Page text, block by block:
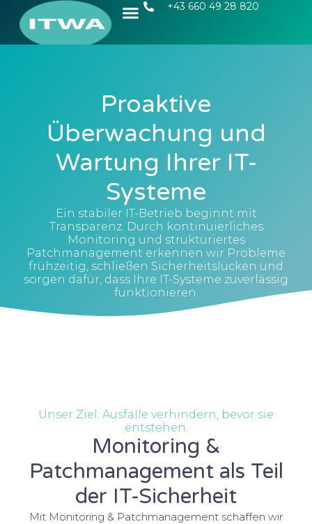
+43 660 49 28 820
Proaktive
Überwachung und
Wartung Ihrer IT-
Systeme
Ein stabiler IT-Betrieb beginnt mit
Transparenz. Durch kontinuierliches
Monitoring und strukturiertes
Patchmanagement erkennen wir Probleme
frühzeitig, schließen Sicherheitslücken und
sorgen dafür, dass Ihre IT-Systeme zuverlässig
funktionieren.
Unser Ziel: Ausfälle verhindern, bevor sie
entstehen.
Monitoring &
Patchmanagement als Teil
der IT-Sicherheit
Mit Monitoring & Patchmanagement schaffen wir